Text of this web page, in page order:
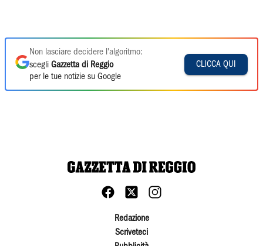
Non lasciare decidere l'algoritmo:
scegli Gazzetta di Reggio
per le tue notizie su Google
CLICCA QUI
Redazione
Scriveteci